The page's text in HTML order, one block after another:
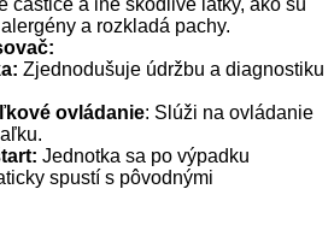
častice a iné škodlivé látky, ako sú
a rozkladá pachy.
Zjednodušuje údržbu a diagnostiku
ovládanie: Slúži na ovládanie
Jednotka sa po výpadku
spustí s pôvodnými